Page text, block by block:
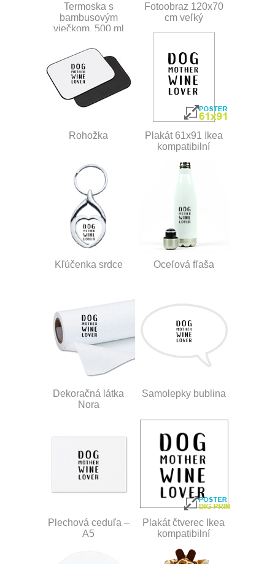
Termoska s
bambusovým
viečkom, 500 ml
Fotoobraz 120x70
cm veľký
Rohožka
Plakát 61x91 Ikea
kompatibilní
Kľúčenka srdce Oceľová fľaša
Dekoračná látka
Nora
Samolepky bublina
Plechová ceduľa –
A5
Plakát čtverec Ikea
kompatibilní